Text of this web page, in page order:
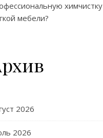
химчистку
мебели?
2026
2026